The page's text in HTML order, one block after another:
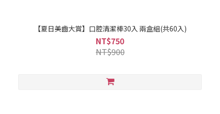
【夏日美齒大賞】口腔清潔棒30入 兩盒組(共60入)
NT$750
NT$900